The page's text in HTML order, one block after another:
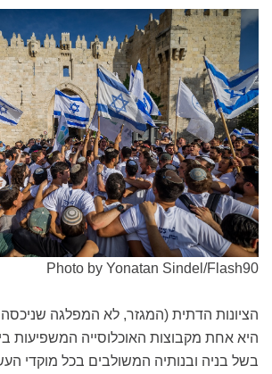
Photo by Yonatan Sindel/Flash90
הציונות הדתית (המגזר, לא המפלגה
היא אחת מקבוצות האוכלוסייה המשפיעות
בשל בניה ובנותיה המשולבים בכל מוקדי